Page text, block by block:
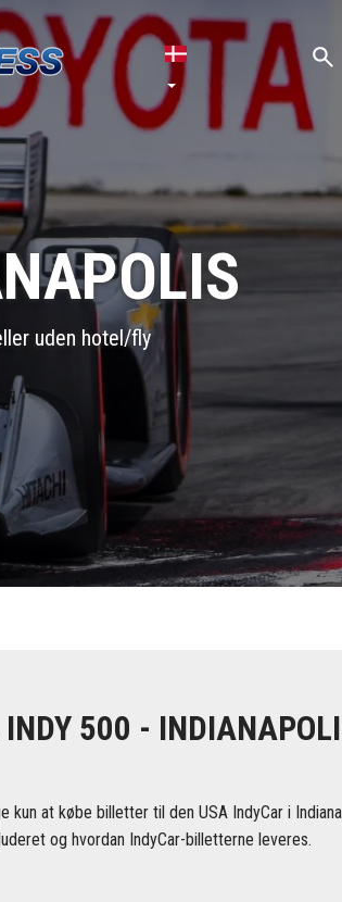
uden hotel/fly
INDY 500 -
at købe billetter til den USA IndyCar i
og hvordan IndyCar-billetterne leveres.